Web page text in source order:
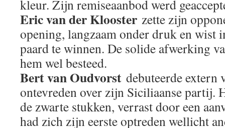
kleur. Zijn remiseaanbod werd
Eric van der Klooster zette zijn
opening, langzaam onder druk en wist
paard te winnen. De solide afwerking
hem wel besteed.
Bert van Oudvorst debuteerde extern
ontevreden over zijn Siciliaanse partij.
de zwarte stukken, verrast door een
had zich zijn eerste optreden wellicht